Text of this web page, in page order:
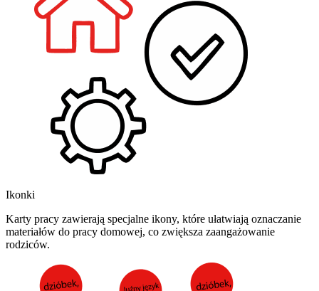
Ikonki
Karty pracy zawierają specjalne ikony, które ułatwiają oznaczanie
materiałów do pracy domowej, co zwiększa zaangażowanie
rodziców.